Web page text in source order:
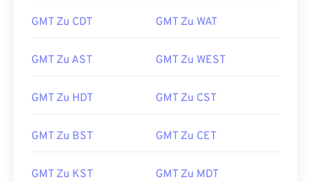
GMT Zu CDT GMT Zu WAT
GMT Zu AST GMT Zu WEST
GMT Zu HDT GMT Zu CST
GMT Zu BST GMT Zu CET
GMT Zu KST GMT Zu MDT